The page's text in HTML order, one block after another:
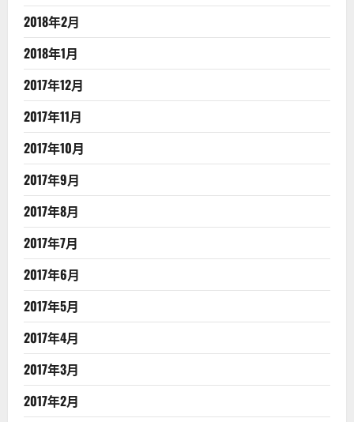
2018年2月
2018年1月
2017年12月
2017年11月
2017年10月
2017年9月
2017年8月
2017年7月
2017年6月
2017年5月
2017年4月
2017年3月
2017年2月